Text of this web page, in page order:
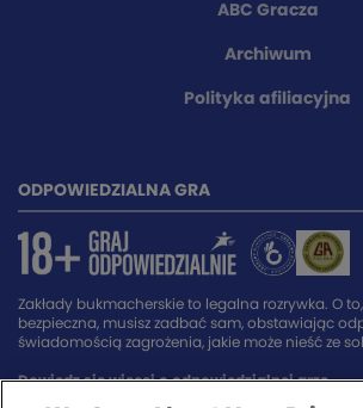
ABC Gracza
Archiwum
Polityka afiliacyjna
ODPOWIEDZIALNA GRA
Zakłady bukmacherskie to legalna rozrywka. O
bezpieczna, musisz zadbać sam, obstawiając
świadomością zagrożenia, jakie może nieść ze
Dowiedz się więcej o odpowiedzialnej grze.